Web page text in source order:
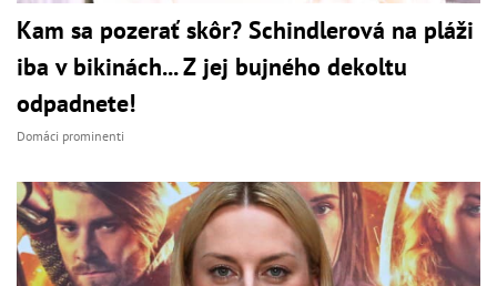
Kam sa pozerať skôr? Schindlerová na pláži
iba v bikinách... Z jej bujného dekoltu
odpadnete!
Domáci prominenti